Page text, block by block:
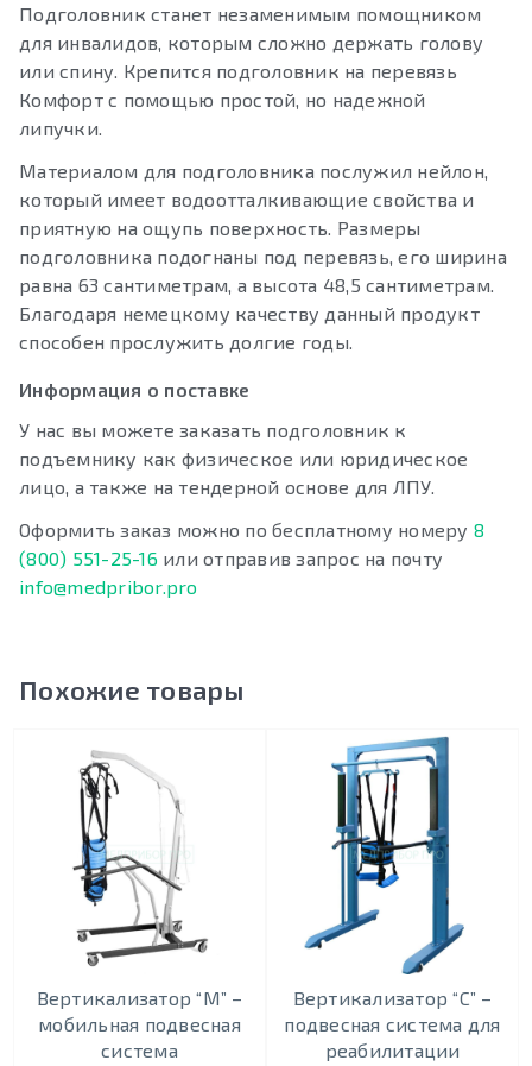
Подголовник станет незаменимым помощником
для инвалидов, которым сложно держать голову
или спину. Крепится подголовник на перевязь
Комфорт с помощью простой, но надежной
липучки.
Материалом для подголовника послужил нейлон,
который имеет водоотталкивающие свойства и
приятную на ощупь поверхность. Размеры
подголовника подогнаны под перевязь, его ширина
равна 63 сантиметрам, а высота 48,5 сантиметрам.
Благодаря немецкому качеству данный продукт
способен прослужить долгие годы.
Информация о поставке
У нас вы можете заказать подголовник к
подъемнику как физическое или юридическое
лицо, а также на тендерной основе для ЛПУ.
Оформить заказ можно по бесплатному номеру 8
(800) 551-25-16 или отправив запрос на почту
info@medpribor.pro
Похожие товары
Вертикализатор “М” –
мобильная подвесная
система
Вертикализатор “С” –
подвесная система для
реабилитации